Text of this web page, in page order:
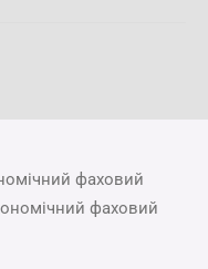
фаховий
фаховий